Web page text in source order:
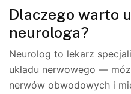
Dlaczego warto
neurologa?
Neurolog to lekarz
układu nerwowego —
nerwów obwodowych i